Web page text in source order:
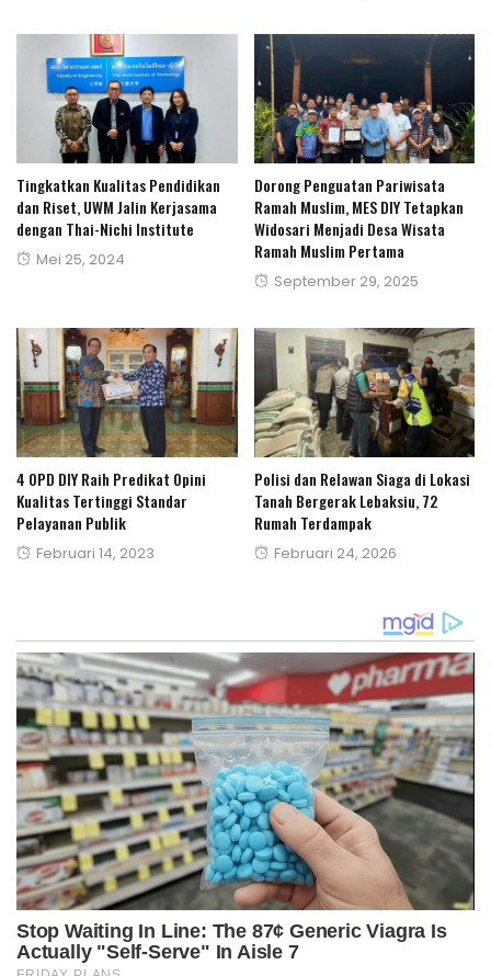
Tingkatkan Kualitas Pendidikan
dan Riset, UWM Jalin Kerjasama
dengan Thai-Nichi Institute
Posted
Mei 25, 2024
Dorong Penguatan Pariwisata
Ramah Muslim, MES DIY Tetapkan
Widosari Menjadi Desa Wisata
Ramah Muslim Pertama
Posted
September 29, 2025
4 OPD DIY Raih Predikat Opini
Kualitas Tertinggi Standar
Pelayanan Publik
Posted
Februari 14, 2023
Polisi dan Relawan Siaga di Lokasi
Tanah Bergerak Lebaksiu, 72
Rumah Terdampak
Posted
Februari 24, 2026